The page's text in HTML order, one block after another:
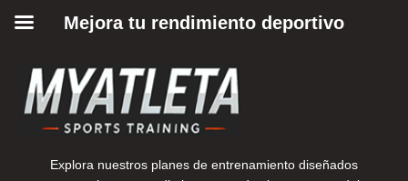
Explora nuestros planes de entrenamiento diseñados
Mejora tu rendimiento deportivo